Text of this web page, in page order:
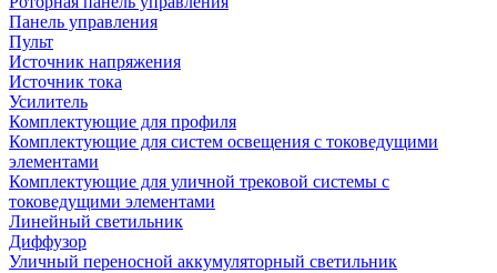
Панель управления
Пульт
Источник напряжения
Источник тока
Усилитель
Комплектующие для профиля
Комплектующие для систем освещения с токоведущими
элементами
Комплектующие для уличной трековой системы с
токоведущими элементами
Линейный светильник
Диффузор
Уличный переносной аккумуляторный светильник